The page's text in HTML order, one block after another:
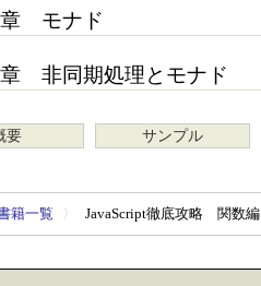
モナド
非同期処理とモナド
要 サンプル
籍一覧 〉 JavaScript徹底攻略 関数編